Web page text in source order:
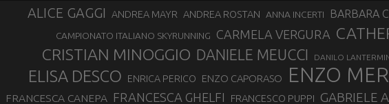
ALICE GAGGI ANDREA MAYR ANDREA ROSTAN ANNA INCERTI BARBARA
CAMPIONATO ITALIANO SKYRUNNING CARMELA VERGURA
CRISTIAN MINOGGIO DANIELE MEUCCI DANILO
ELISA DESCO ENRICA PERICO ENZO CAPORASO ENZO
FRANCESCA CANEPA FRANCESCA GHELFI FRANCESCO PUPPI GABRIELE